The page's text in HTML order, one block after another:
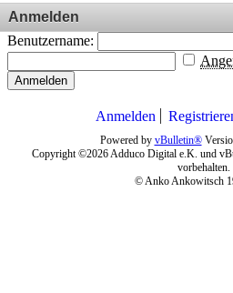
Anmelden
Benutzername:
Anmelden
Anmelden
Powered by vBulletin®
Copyright ©2026 Adduco Digital e.K. und
vorbehalten.
© Anko Ankowitsch